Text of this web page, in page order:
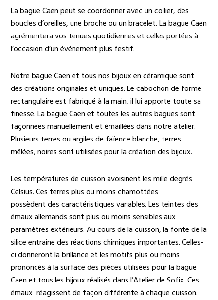
La bague Caen peut se coordonner avec un collier, des
boucles d’oreilles, une broche ou un bracelet. La bague Caen
agrémentera vos tenues quotidiennes et celles portées à
l’occasion d’un événement plus festif.
Notre bague Caen et tous nos bijoux en céramique sont
des créations originales et uniques. Le cabochon de forme
rectangulaire est fabriqué à la main, il lui apporte toute sa
finesse. La bague Caen et toutes les autres bagues sont
façonnées manuellement et émaillées dans notre atelier.
Plusieurs terres ou argiles de faïence blanche, terres
mêlées, noires sont utilisées pour la création des bijoux.
Les températures de cuisson avoisinent les mille degrés
Celsius. Ces terres plus ou moins chamottées
possèdent des caractéristiques variables. Les teintes des
émaux allemands sont plus ou moins sensibles aux
paramètres extérieurs. Au cours de la cuisson, la fonte de la
silice entraine des réactions chimiques importantes. Celles-
ci donneront la brillance et les motifs plus ou moins
prononcés à la surface des pièces utilisées pour la bague
Caen et tous les bijoux réalisés dans l’Atelier de Sofix. Ces
émaux réagissent de façon différente à chaque cuisson.